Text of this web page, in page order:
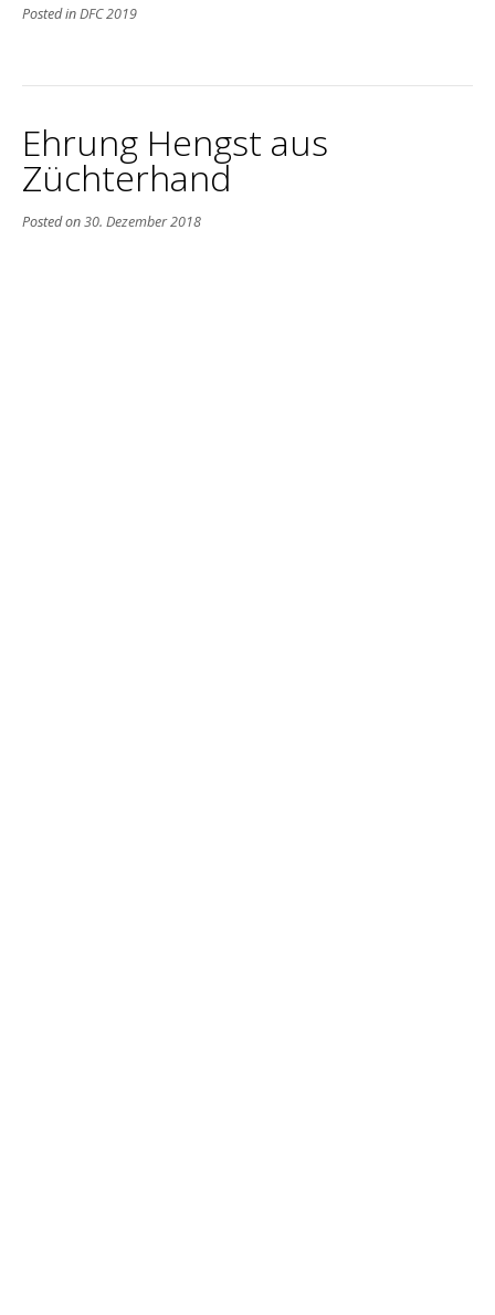
Posted inDFC 2019
Ehrung Hengst aus
Züchterhand
Posted on30. Dezember 2018